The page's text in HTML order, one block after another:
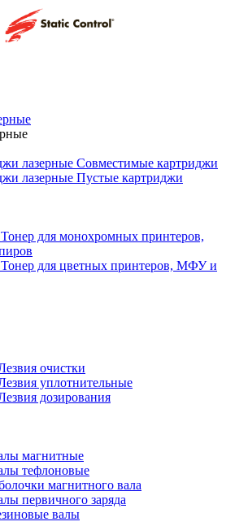
Совместимые картриджи
Пустые картриджи
Тонер для монохромных принтеров,
Тонер для цветных принтеров, МФУ и
очистки
уплотнительные
дозирования
магнитные
тефлоновые
магнитного вала
первичного заряда
валы